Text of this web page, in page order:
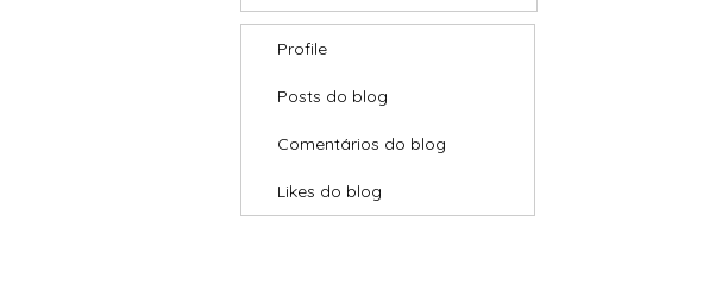
Profile
Posts do blog
Comentários do blog
Likes do blog